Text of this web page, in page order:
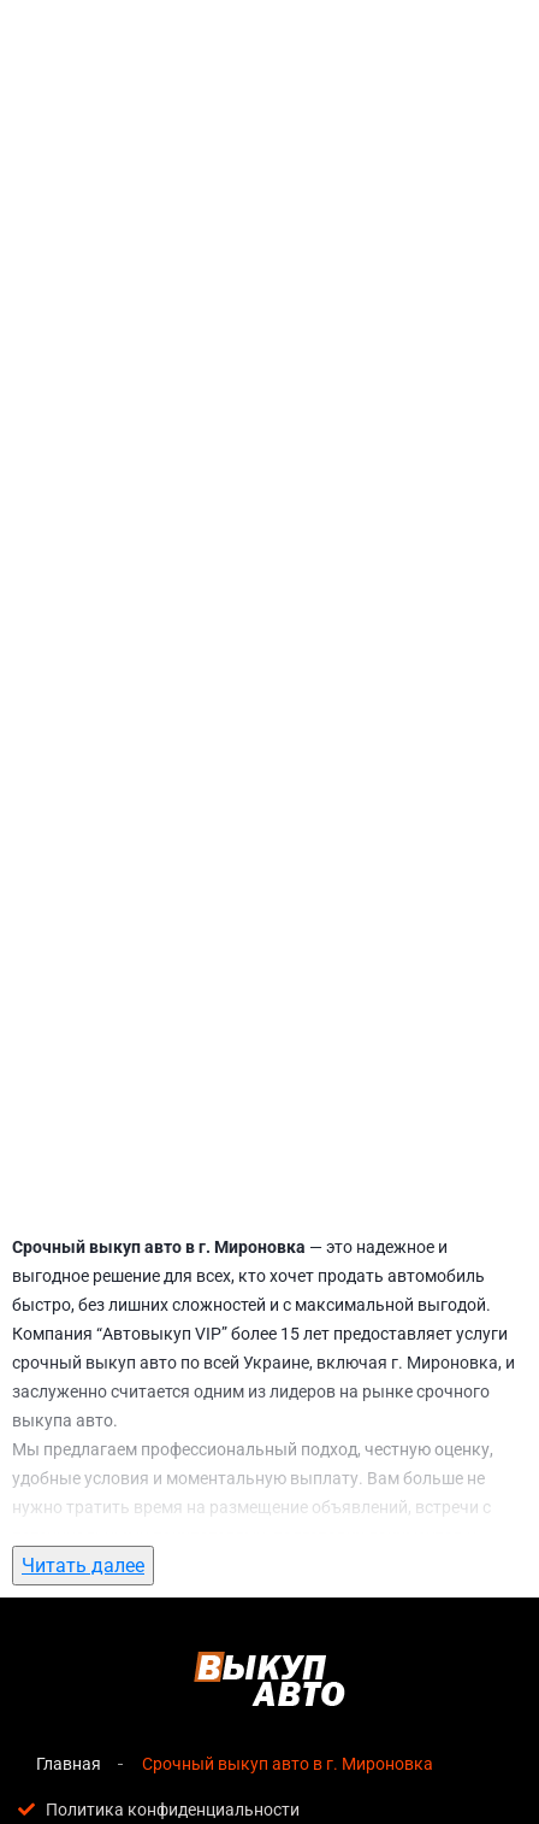
Срочный выкуп авто в г. Мироновка — это надежное и
выгодное решение для всех, кто хочет продать автомобиль
быстро, без лишних сложностей и с максимальной выгодой.
Компания “Автовыкуп VIP” более 15 лет предоставляет услуги
срочный выкуп авто по всей Украине, включая г. Мироновка, и
заслуженно считается одним из лидеров на рынке срочного
выкупа авто.
Мы предлагаем профессиональный подход, честную оценку,
удобные условия и моментальную выплату. Вам больше не
нужно тратить время на размещение объявлений, встречи с
ожидание. С нами вы можете
Мироновкавсего за 1 день.
срочный выкуп авто в г. Мироновка
озвучивается сразу после обращения, без скрытых
Прозрачные условия— все этапы сделки полностью
Читать далее
Главная Срочный выкуп авто в г. Мироновка
Политика конфиденциальности